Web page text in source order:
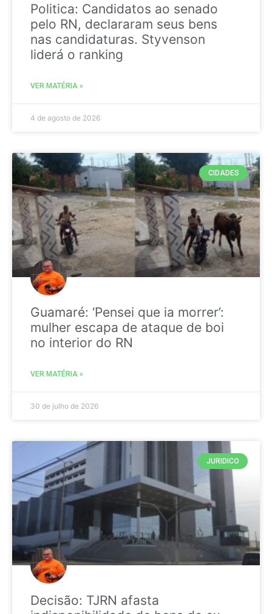
Politica: Candidatos ao senado
pelo RN, declararam seus bens
nas candidaturas. Styvenson
liderá o ranking
VER MATÉRIA »
4 de agosto de 2026
CIDADES
Guamaré: ‘Pensei que ia morrer’:
mulher escapa de ataque de boi
no interior do RN
VER MATÉRIA »
30 de julho de 2026
JURIDICO
Decisão: TJRN afasta